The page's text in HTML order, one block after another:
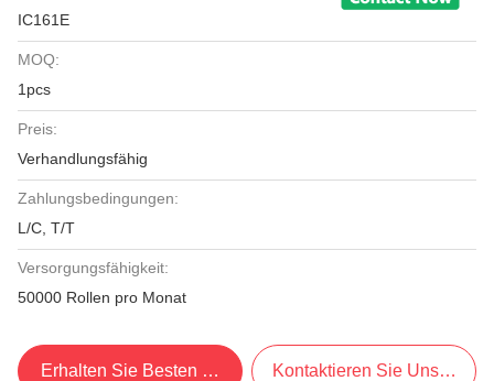
IC161E
MOQ:
1pcs
Preis:
Verhandlungsfähig
Zahlungsbedingungen:
L/C, T/T
Versorgungsfähigkeit:
50000 Rollen pro Monat
Erhalten Sie Besten Preis Kontaktieren Sie Uns Jetzt